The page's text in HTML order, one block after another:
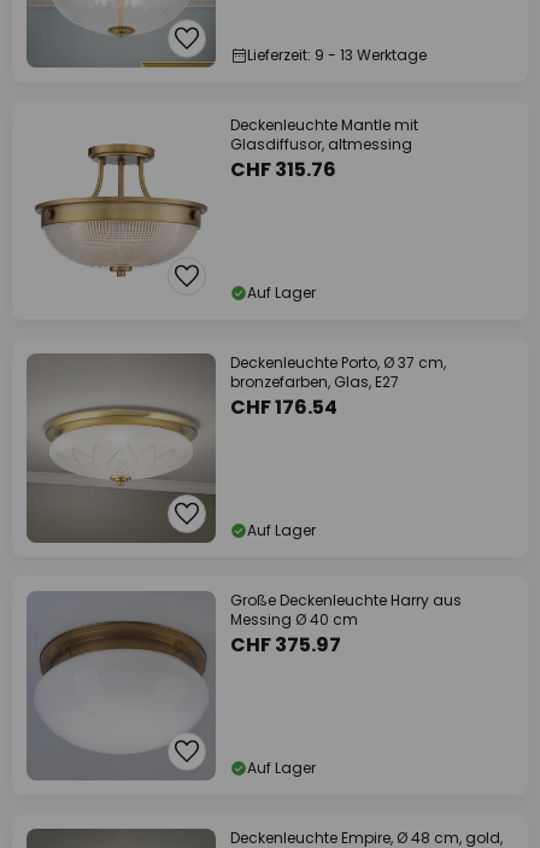
Lieferzeit: 9 - 13 Werktage
Deckenleuchte Mantle mit
Glasdiffusor, altmessing
CHF 315.76
Auf Lager
Deckenleuchte Porto, Ø 37 cm,
bronzefarben, Glas, E27
CHF 176.54
Auf Lager
Große Deckenleuchte Harry aus
Messing Ø 40 cm
CHF 375.97
Auf Lager
Deckenleuchte Empire, Ø 48 cm, gold,